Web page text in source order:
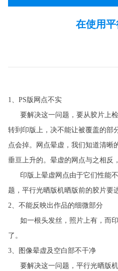
在使用
1、PS版网点不实
要解决这一问题，要从胶片上检
转到印版上，决不能让被覆盖的部
点会掉。网点晕虚，我们知道清晰
垂亘上升的。晕虚的网点与之相反
印版上晕虚网点由于它们性能不
题，平行光晒版机晒版前的胶片要
2、不能反映出作品的细微部分
如一根头发丝，照片上有，而印
了。
3、图像晕虚及空白部不干净
要解决这一问题，平行光晒版机